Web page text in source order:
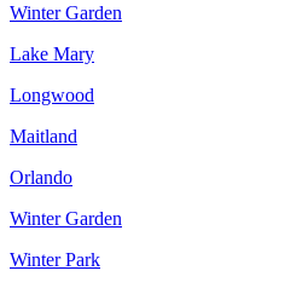
Winter Garden
Lake Mary
Longwood
Maitland
Orlando
Winter Garden
Winter Park